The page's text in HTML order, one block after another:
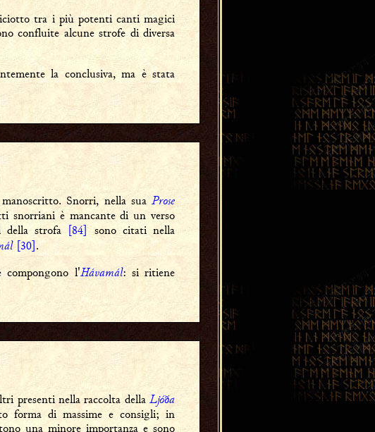
tra i più potenti canti magici
confluite alcune strofe di diversa
la conclusiva, ma è stata
Snorri, nella suaProse
snorriani è mancante di un verso
della strofa [84]sono citati nella
[30].
compongono l'Hávamál: si ritiene
presenti nella raccolta della Ljóða
forma di massime e consigli; in
una minore importanza e sono